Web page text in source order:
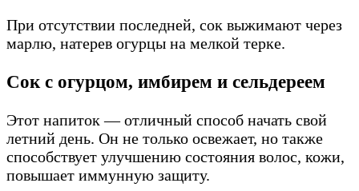
При отсутствии последней, сок выжимают через
марлю, натерев огурцы на мелкой терке.
Сок с огурцом, имбирем и сельдереем
Этот напиток — отличный способ начать свой
летний день. Он не только освежает, но также
способствует улучшению состояния волос, кожи,
повышает иммунную защиту.